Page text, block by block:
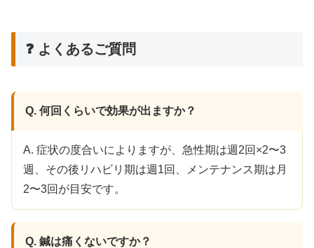
❓ よくあるご質問
Q. 何回くらいで効果が出ますか？
A. 症状の度合いによりますが、急性期は週2回×2〜3
週、その後リハビリ期は週1回、メンテナンス期は月
2〜3回が目安です。
Q. 鍼は痛くないですか？